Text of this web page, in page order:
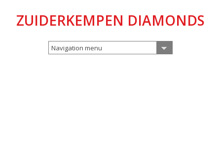
ZUIDERKEMPEN DIAMONDS
Navigation menu